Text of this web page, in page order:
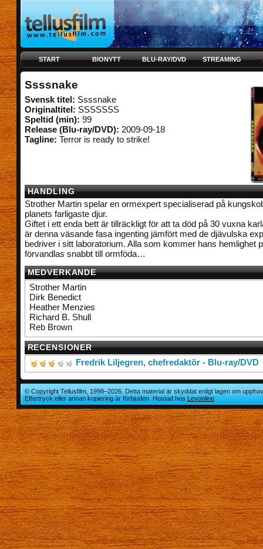
START BIONYTT BLU-RAY/DVD STREAMING
Ssssnake
Svensk titel: Ssssnake
Originaltitel: SSSSSSS
Speltid (min): 99
Release (Blu-ray/DVD): 2009-09-18
Tagline: Terror is ready to strike!
HANDLING
Strother Martin spelar en ormexpert specialiserad på
planets farligaste djur.
Giftet i ett enda bett är tillräckligt för att ta död på 30 vuxna
är denna väsande fasa ingenting jämfört med de djävulska
bedriver i sitt laboratorium. Alla som kommer hans hemlighet
förvandlas snabbt till ormföda…
MEDVERKANDE
Strother Martin
Dirk Benedict
Heather Menzies
Richard B. Shull
Reb Brown
RECENSIONER
Fredrik Liljegren, chefredaktör - Blu-ray/DVD
© Copyright Tellusfilm, 1998–2026. Detta material är skyddat enligt lagen om
Eftertryck eller annan kopiering är förbjuden. Hostad hosLevonline